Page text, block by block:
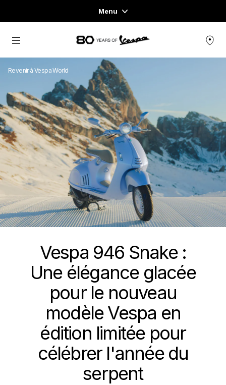
Menu
Home
GAMME DE VÉHICULES
PRÊT-À-PORTER ET LIFESTYLE
EXPÉRIENCES
CONCEPT STORE
Aller au contenu principal
Revenir à Vespa World
Vespa 946 Snake :
Une élégance glacée
pour le nouveau
modèle Vespa en
édition limitée pour
célébrer l'année du
serpent